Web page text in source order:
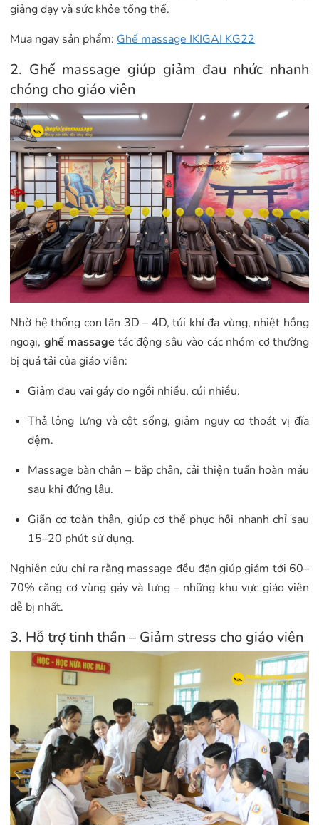
giảng dạy và sức khỏe tổng thể.
Mua ngay sản phẩm: Ghế massage IKIGAI KG22
2. Ghế massage giúp giảm đau nhức nhanh
chóng cho giáo viên
Nhờ hệ thống con lăn 3D – 4D, túi khí đa vùng, nhiệt hồng
ngoại, ghế massage tác động sâu vào các nhóm cơ thường
bị quá tải của giáo viên:
Giảm đau vai gáy do ngồi nhiều, cúi nhiều.
Thả lỏng lưng và cột sống, giảm nguy cơ thoát vị đĩa
đệm.
Massage bàn chân – bắp chân, cải thiện tuần hoàn máu
sau khi đứng lâu.
Giãn cơ toàn thân, giúp cơ thể phục hồi nhanh chỉ sau
15–20 phút sử dụng.
Nghiên cứu chỉ ra rằng massage đều đặn giúp giảm tới 60–
70% căng cơ vùng gáy và lưng – những khu vực giáo viên
dễ bị nhất.
3. Hỗ trợ tinh thần – Giảm stress cho giáo viên